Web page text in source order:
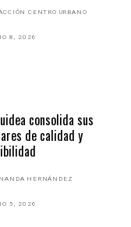
CENTRO URBANO
8, 2026
consolida sus
de calidad y
HERNÁNDEZ
5, 2026